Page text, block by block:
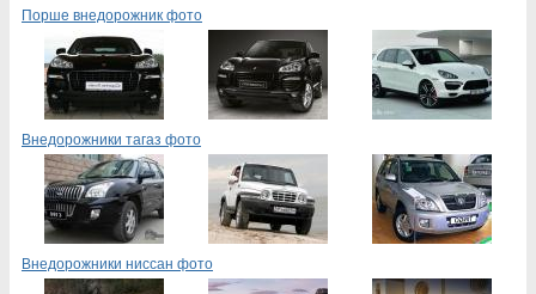
Порше внедорожник фото
Внедорожники тагаз фото
Внедорожники ниссан фото